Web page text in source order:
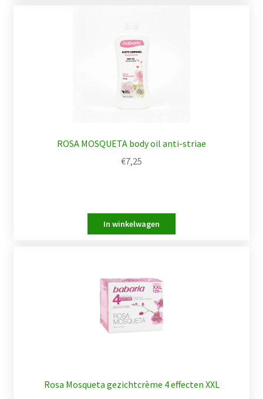
ROSA MOSQUETA body oil anti-striae
€7,25
Rosa Mosqueta gezichtcrème 4 effecten XXL